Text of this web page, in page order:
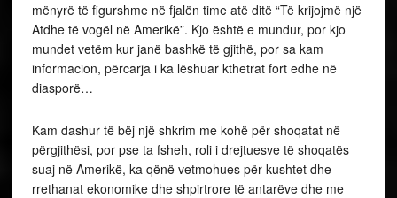
mënyrë të figurshme në fjalën time atë ditë “Të krijojmë një
Atdhe të vogël në Amerikë”. Kjo është e mundur, por kjo
mundet vetëm kur janë bashkë të gjithë, por sa kam
informacion, përcarja i ka lëshuar kthetrat fort edhe në
diasporë…
Kam dashur të bëj një shkrim me kohë për shoqatat në
përgjithësi, por pse ta fsheh, roli i drejtuesve të shoqatës
suaj në Amerikë, ka qënë vetmohues për kushtet dhe
rrethanat ekonomike dhe shpirtrore të antarëve dhe me